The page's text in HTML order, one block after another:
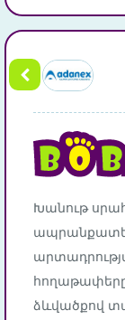
Խանութ
հողաթափերը
ձևվածքով